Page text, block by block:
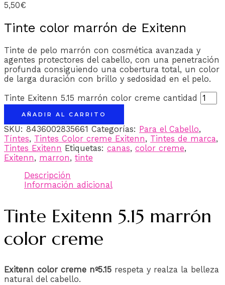
5,50€
Tinte color marrón de Exitenn
Tinte de pelo marrón con cosmética avanzada y
agentes protectores del cabello, con una penetración
profunda consiguiendo una cobertura total, un color
de larga duración con brillo y sedosidad en el pelo.
Tinte Exitenn 5.15 marrón color creme cantidad
AÑADIR AL CARRITO
SKU: 8436002835661 Categorías: Para el Cabello,
Tíntes, Tintes Color creme Exitenn, Tintes de marca,
Tintes Exitenn Etiquetas: canas, color creme,
Exitenn, marron, tinte
Descripción
Información adicional
Tinte Exitenn 5.15 marrón
color creme
Exitenn color creme nº5.15 respeta y realza la belleza
natural del cabello.